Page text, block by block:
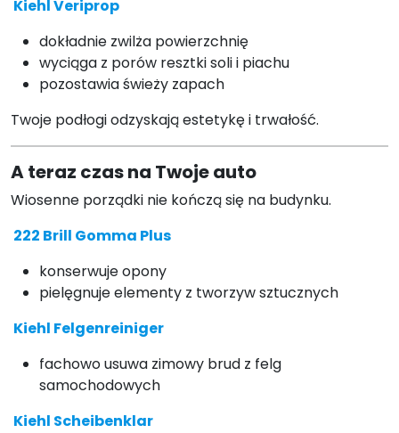
Kiehl Veriprop
dokładnie zwilża powierzchnię
wyciąga z porów resztki soli i piachu
pozostawia świeży zapach
Twoje podłogi odzyskają estetykę i trwałość.
A teraz czas na Twoje auto
Wiosenne porządki nie kończą się na budynku.
222 Brill Gomma Plus
konserwuje opony
pielęgnuje elementy z tworzyw sztucznych
Kiehl Felgenreiniger
fachowo usuwa zimowy brud z felg
samochodowych
Kiehl Scheibenklar